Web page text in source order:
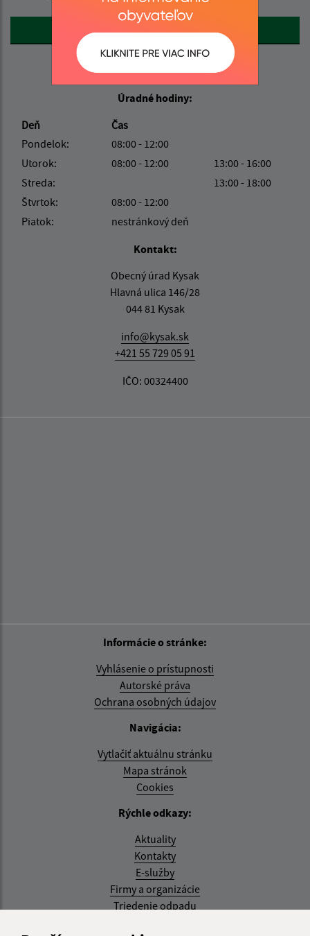
Google reCaptcha ResponseOdoslať správu
Úradné hodiny:
Deň
Čas
Pondelok:
08:00 - 12:00
Utorok:
08:00 - 12:00
13:00 - 16:00
Streda:
13:00 - 18:00
Štvrtok:
08:00 - 12:00
Piatok:
nestránkový deň
Kontakt:
Obecný úrad Kysak
Hlavná ulica 146/28
044 81 Kysak
info@kysak.sk
+421 55 729 05 91
IČO: 00324400
Informácie o stránke:
Vyhlásenie o prístupnosti
Autorské práva
Ochrana osobných údajov
Navigácia:
Vytlačiť aktuálnu stránku
Mapa stránok
Cookies
Rýchle odkazy:
Aktuality
Kontakty
E-služby
Firmy a organizácie
Triedenie odpadu
Aktualizované: